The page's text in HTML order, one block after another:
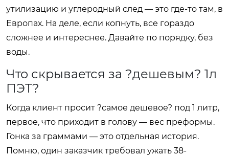
утилизацию и углеродный след — это где-то там, в
Европах. На деле, если копнуть, все гораздо
сложнее и интереснее. Давайте по порядку, без
воды.
Что скрывается за ?дешевым? 1л
ПЭТ?
Когда клиент просит ?самое дешевое? под 1 литр,
первое, что приходит в голову — вес преформы.
Гонка за граммами — это отдельная история.
Помню, один заказчик требовал ужать 38-